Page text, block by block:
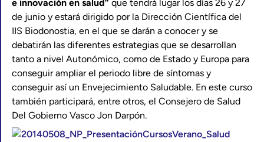
e innovación en salud” que tendrá lugar los días 26 y 27
de junio y estará dirigido por la Dirección Científica del
IIS Biodonostia, en el que se darán a conocer y se
debatirán las diferentes estrategias que se desarrollan
tanto a nivel Autonómico, como de Estado y Europa para
conseguir ampliar el periodo libre de síntomas y
conseguir así un Envejecimiento Saludable. En este curso
también participará, entre otros, el Consejero de Salud
Del Gobierno Vasco Jon Darpón.